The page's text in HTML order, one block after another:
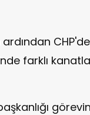
CHP'de
farklı